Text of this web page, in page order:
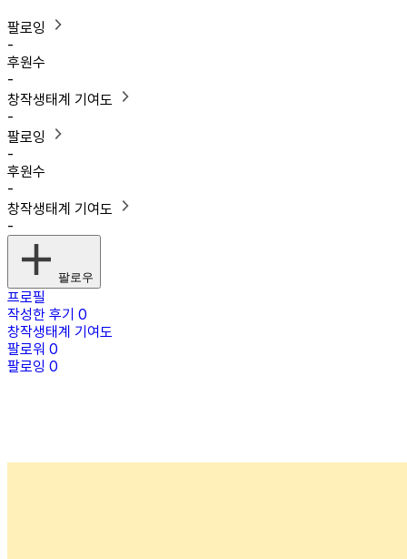
팔로잉
-
후원수
-
창작생태계 기여도
-
팔로잉
-
후원수
-
창작생태계 기여도
-
팔로우
프로필
작성한 후기 0
창작생태계 기여도
팔로워 0
팔로잉 0